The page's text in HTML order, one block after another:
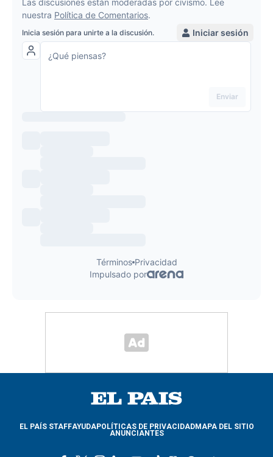
EL PAÍS STAFFAYUDAPOLÍTICAS DE PRIVACIDADMAPA DEL SITIO
ANUNCIANTES